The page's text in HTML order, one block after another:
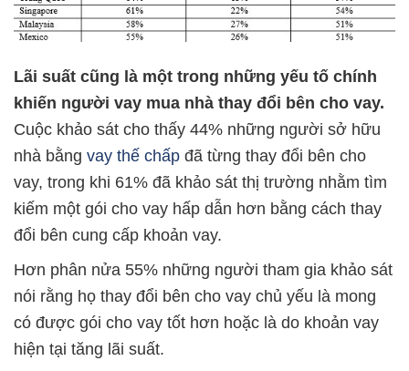
Lãi suất cũng là một trong những yếu tố chính
khiến người vay mua nhà thay đổi bên cho vay.
Cuộc khảo sát cho thấy 44% những người sở hữu
nhà bằng vay thế chấp đã từng thay đổi bên cho
vay, trong khi 61% đã khảo sát thị trường nhằm tìm
kiếm một gói cho vay hấp dẫn hơn bằng cách thay
đổi bên cung cấp khoản vay.
Hơn phân nửa 55% những người tham gia khảo sát
nói rằng họ thay đổi bên cho vay chủ yếu là mong
có được gói cho vay tốt hơn hoặc là do khoản vay
hiện tại tăng lãi suất.